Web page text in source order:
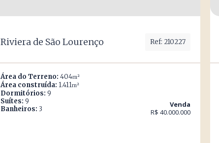
Riviera de São Lourenço Ref: 210227
Área do Terreno: 404m²
Área construída: 1.411m²
Dormitórios: 9
Suítes: 9
Banheiros: 3
Venda
R$ 40.000.000